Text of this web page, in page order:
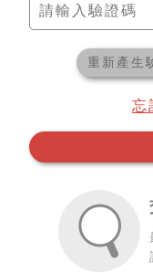
重新產生
忘